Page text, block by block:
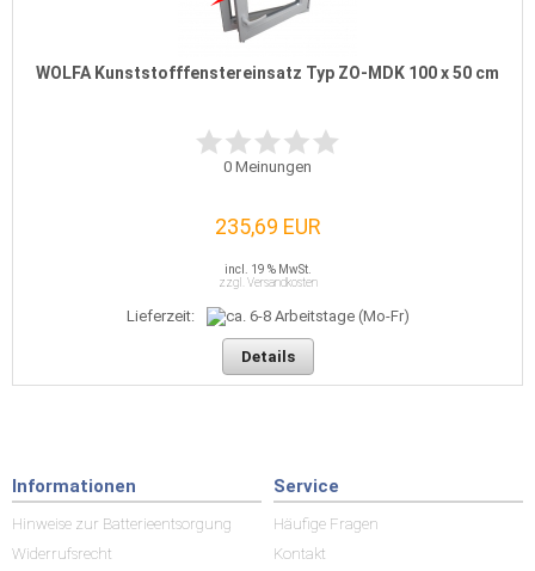
WOLFA Kunststofffenstereinsatz Typ ZO-MDK 100 x 50 cm
0 Meinungen
235,69 EUR
incl. 19 % MwSt.
zzgl. Versandkosten
Lieferzeit:
Details
Informationen
Hinweise zur Batterieentsorgung
Widerrufsrecht
Service
Häufige Fragen
Kontakt